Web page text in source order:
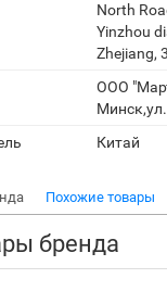
North
Yinzhou
Zhejiang,
ООО
Китай
Похожие товары
бренда